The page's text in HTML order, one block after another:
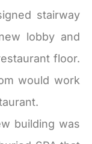
stairway
lobby and
floor.
would work
building was